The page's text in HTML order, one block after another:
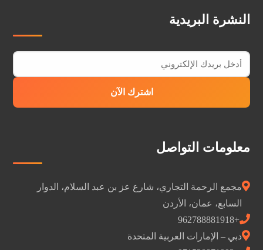
النشرة البريدية
اشترك الآن
معلومات التواصل
مجمع الرحمة التجاري، شارع عز ​​بن عبد السلام، الدوار
السابع، عمان، الأردن
+962788881918
دبي – الإمارات العربية المتحدة